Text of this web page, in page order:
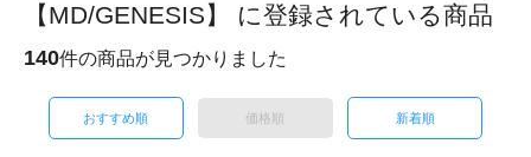
【MD/GENESIS】 に登録されている商品
140件の商品が見つかりました
おすすめ順 価格順 新着順